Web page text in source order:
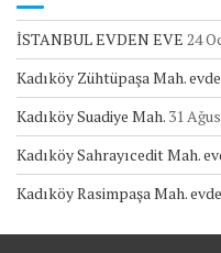
İSTANBUL EVDEN EVE 24
Kadıköy Zühtüpaşa Mah.
Kadıköy Suadiye Mah. 31
Kadıköy Sahrayıcedit Mah.
Kadıköy Rasimpaşa Mah.